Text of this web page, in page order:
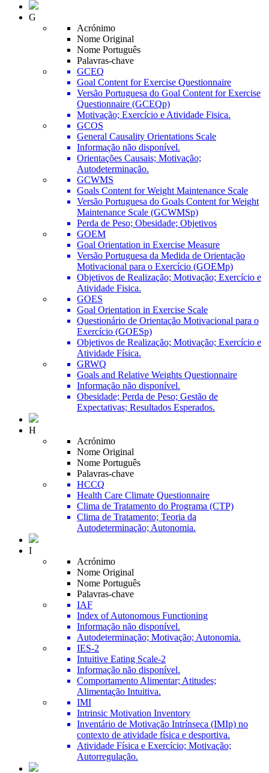
G
Acrónimo
Nome Original
Nome Português
Palavras-chave
GCEQ
Goal Content for Exercise Questionnaire
Versão Portuguesa do Goal Content for Exercise
Questionnaire (GCEQp)
Motivação; Exercício e Atividade Fisica.
GCOS
General Causality Orientations Scale
Informação não disponível.
Orientações Causais; Motivação;
Autodeterminação.
GCWMS
Goals Content for Weight Maintenance Scale
Versão Portuguesa do Goals Content for Weight
Maintenance Scale (GCWMSp)
Perda de Peso; Obesidade; Objetivos
GOEM
Goal Orientation in Exercise Measure
Versão Portuguesa da Medida de Orientação
Motivacional para o Exercício (GOEMp)
Objetivos de Realização; Motivação; Exercício e
Atividade Fisica.
GOES
Goal Orientation in Exercise Scale
Questionário de Orientação Motivacional para o
Exercício (GOESp)
Objetivos de Realização; Motivação; Exercício e
Atividade Física.
GRWQ
Goals and Relative Weights Questionnaire
Informação não disponível.
Obesidade; Perda de Peso; Gestão de
Expectativas; Resultados Esperados.
H
Acrónimo
Nome Original
Nome Português
Palavras-chave
HCCQ
Health Care Climate Questionnaire
Clima de Tratamento do Programa (CTP)
Clima de Tratamento; Teoria da
Autodeterminação; Autonomia.
I
Acrónimo
Nome Original
Nome Português
Palavras-chave
IAF
Index of Autonomous Functioning
Informação não disponível.
Autodeterminação; Motivação; Autonomia.
IES-2
Intuitive Eating Scale-2
Informação não disponível.
Comportamento Alimentar; Atitudes;
Alimentação Intuitiva.
IMI
Intrinsic Motivation Inventory
Inventário de Motivação Intrínseca (IMIp) no
contexto de atividade física e desportiva.
Atividade Física e Exercício; Motivação;
Autorregulação.